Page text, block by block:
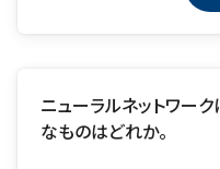
ニューラルネットワー
なものはどれか。